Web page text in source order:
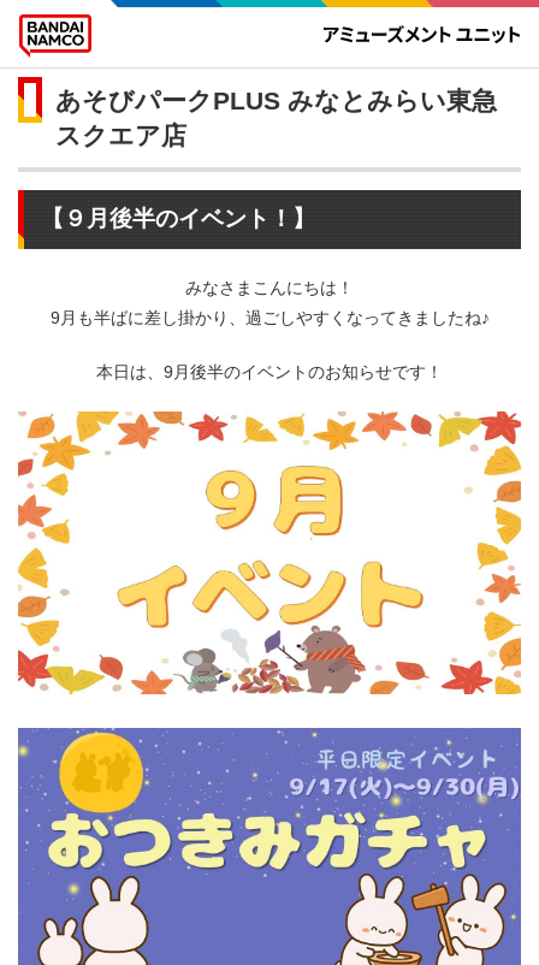
あそびパークPLUS みなとみらい東急
スクエア店
【９月後半のイベント！】
みなさまこんにちは！
9月も半ばに差し掛かり、過ごしやすくなってきましたね♪
本日は、9月後半のイベントのお知らせです！